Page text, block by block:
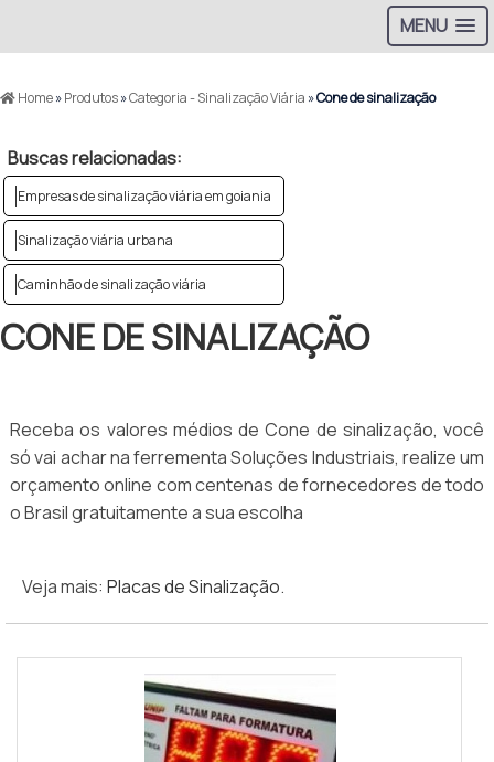
MENU
Home»Produtos»Categoria - Sinalização Viária »Cone de sinalização
Buscas relacionadas:
Empresas de sinalização viária em goiania
Sinalização viária urbana
Caminhão de sinalização viária
CONE DE SINALIZAÇÃO
Receba os valores médios de Cone de sinalização, você
só vai achar na ferrementa Soluções Industriais, realize um
orçamento online com centenas de fornecedores de todo
o Brasil gratuitamente a sua escolha
Veja mais: Placas de Sinalização.